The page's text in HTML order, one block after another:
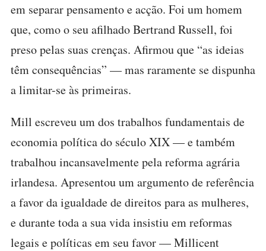
em separar pensamento e acção. Foi um homem
que, como o seu afilhado Bertrand Russell, foi
preso pelas suas crenças. Afirmou que “as ideias
têm consequências” — mas raramente se dispunha
a limitar-se às primeiras.
Mill escreveu um dos trabalhos fundamentais de
economia política do século XIX — e também
trabalhou incansavelmente pela reforma agrária
irlandesa. Apresentou um argumento de referência
a favor da igualdade de direitos para as mulheres,
e durante toda a sua vida insistiu em reformas
legais e políticas em seu favor — Millicent